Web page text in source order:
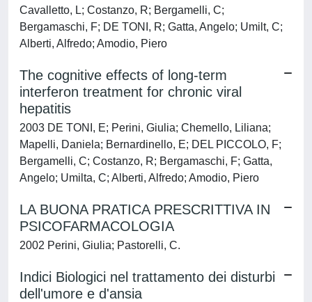
Cavalletto, L; Costanzo, R; Bergamelli, C;
Bergamaschi, F; DE TONI, R; Gatta, Angelo; Umilt, C;
Alberti, Alfredo; Amodio, Piero
The cognitive effects of long-term
interferon treatment for chronic viral
hepatitis
2003 DE TONI, E; Perini, Giulia; Chemello, Liliana;
Mapelli, Daniela; Bernardinello, E; DEL PICCOLO, F;
Bergamelli, C; Costanzo, R; Bergamaschi, F; Gatta,
Angelo; Umilta, C; Alberti, Alfredo; Amodio, Piero
LA BUONA PRATICA PRESCRITTIVA IN
PSICOFARMACOLOGIA
2002 Perini, Giulia; Pastorelli, C.
Indici Biologici nel trattamento dei disturbi
dell'umore e d'ansia